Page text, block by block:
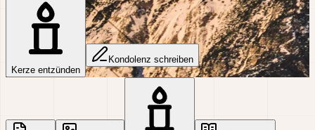
Kerze entzünden
Kondolenz schreiben